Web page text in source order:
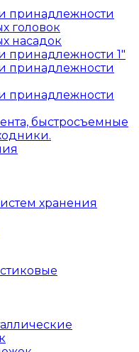
принадлежности
головок
насадок
принадлежности 1"
принадлежности
принадлежности
быстросъемные
хранения